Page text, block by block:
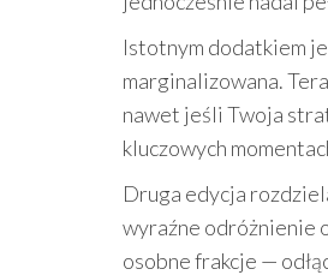
Istotnym dodatkiem
marginalizowana.
nawet jeśli Twoja
kluczowych
Druga edycja
wyraźne odróżnienie
osobne frakcje —